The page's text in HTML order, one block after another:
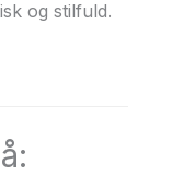
og stilfuld.